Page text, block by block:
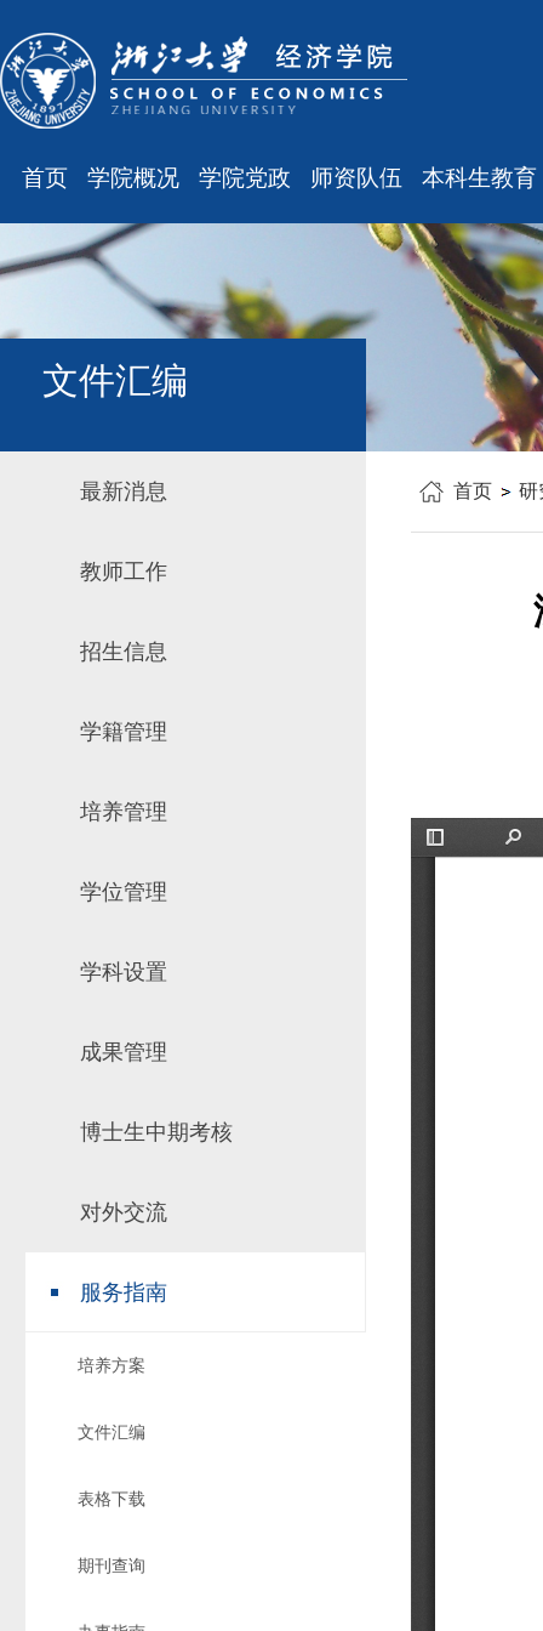
首页 学院概况
学院简介
现任领导
组织结构
学科设置
学院党政
会议通知
会议纪要
工会之声
师资队伍
最新消息
职称晋升
人事培训
博士后管理
本科生教育
最新消息
规章制度
课表、校历
主修专业确认
学籍管理
教学与教务
毕业论文
科研训练
文件汇编
最新消息
教师工作
招生信息
学籍管理
培养管理
学位管理
学科设置
成果管理
博士生中期考核
对外交流
服务指南
培养方案
文件汇编
表格下载
期刊查询
首页 研